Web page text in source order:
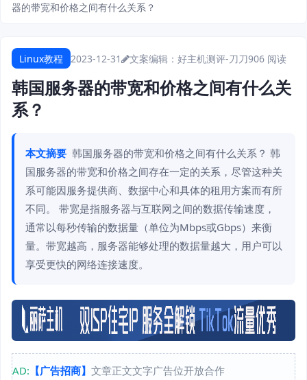
器的带宽和价格之间有什么关系？
Linux教程 2023-12-31 文案编辑：好主机测评-刀刀906 阅读
韩国服务器的带宽和价格之间有什么关
系？
本文摘要 韩国服务器的带宽和价格之间有什么关系？ 韩
国服务器的带宽和价格之间存在一定的关系，尽管这种关
系可能因服务提供商、数据中心和具体的租用方案而有所
不同。 带宽是指服务器与互联网之间的数据传输速度，
通常以每秒传输的数据量（单位为Mbps或Gbps）来衡
量。带宽越高，服务器能够处理的数据量越大，用户可以
享受更快的网络连接速度。
AD: 【广告招商】 文章正文文字广告位开放合作